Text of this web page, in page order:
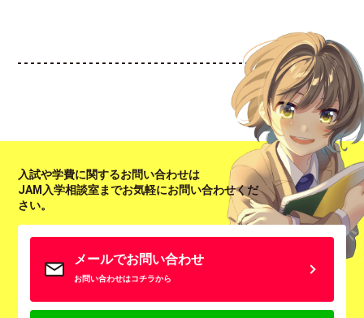
入試や学費に関するお問い合わせは
JAM入学相談室までお気軽にお問い合わせくだ
さい。
メールでお問い合わせ
お問い合わせはコチラから